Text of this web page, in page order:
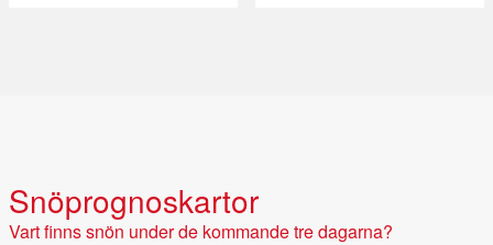
Snöprognoskartor
Vart finns snön under de kommande tre dagarna?